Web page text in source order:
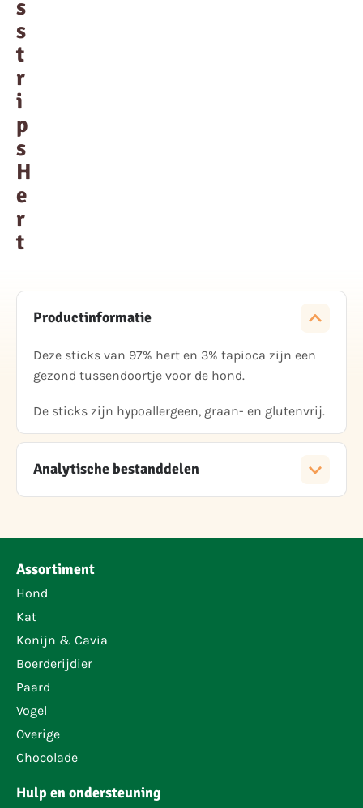
s
s
t
r
i
p
s
H
e
r
t
Productinformatie
Deze sticks van 97% hert en 3% tapioca zijn een
gezond tussendoortje voor de hond.
De sticks zijn hypoallergeen, graan- en glutenvrij.
Analytische bestanddelen
Assortiment
Hond
Kat
Konijn & Cavia
Boerderijdier
Paard
Vogel
Overige
Chocolade
Hulp en ondersteuning